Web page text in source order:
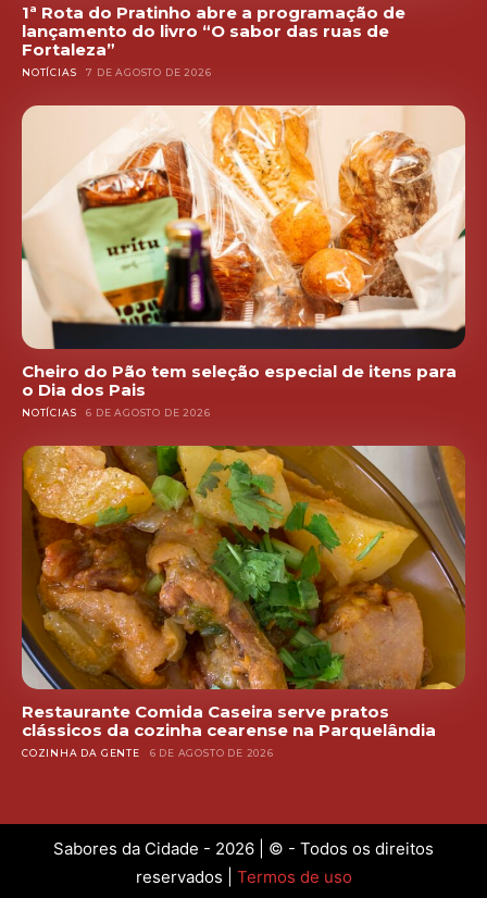
1ª Rota do Pratinho abre a programação de
lançamento do livro “O sabor das ruas de
Fortaleza”
NOTÍCIAS 7 DE AGOSTO DE 2026
Cheiro do Pão tem seleção especial de itens para
o Dia dos Pais
NOTÍCIAS 6 DE AGOSTO DE 2026
Restaurante Comida Caseira serve pratos
clássicos da cozinha cearense na Parquelândia
COZINHA DA GENTE 6 DE AGOSTO DE 2026
Sabores da Cidade - 2026 | © - Todos os direitos
reservados | Termos de uso